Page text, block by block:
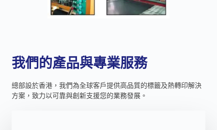
我們的產品與專業服務
總部設於香港，我們為全球客戶提供高品質的標籤及熱轉印解決
方案，致力以可靠與創新支援您的業務發展。